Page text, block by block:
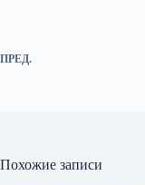
ПРЕД.
Похожие записи